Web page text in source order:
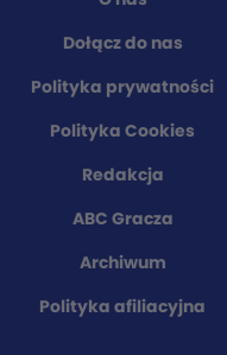
Dołącz do nas
Polityka prywatności
Polityka Cookies
Redakcja
ABC Gracza
Archiwum
Polityka afiliacyjna